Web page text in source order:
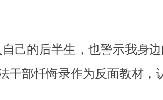
自己的后半生，也警示我身
干部忏悔录作为反面教材，